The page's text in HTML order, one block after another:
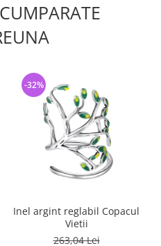
Inel argint reglabil Copacul
Vietii
263,04 Lei
-32%